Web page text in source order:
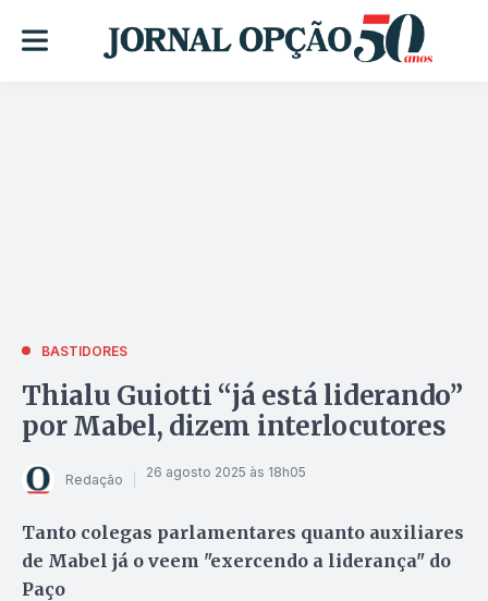
BASTIDORES
Thialu Guiotti “já está liderando”
por Mabel, dizem interlocutores
Redação 26 agosto 2025 às 18h05
Tanto colegas parlamentares quanto auxiliares
de Mabel já o veem "exercendo a liderança" do
Paço